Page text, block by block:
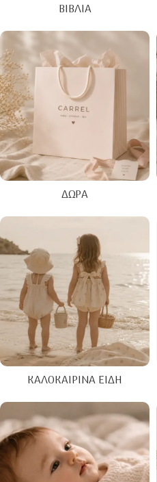
ΒΙΒΛΊΑ
ΔΏΡΑ
ΚΑΛΟΚΑΙΡΙΝΑ ΕΊΔΗ